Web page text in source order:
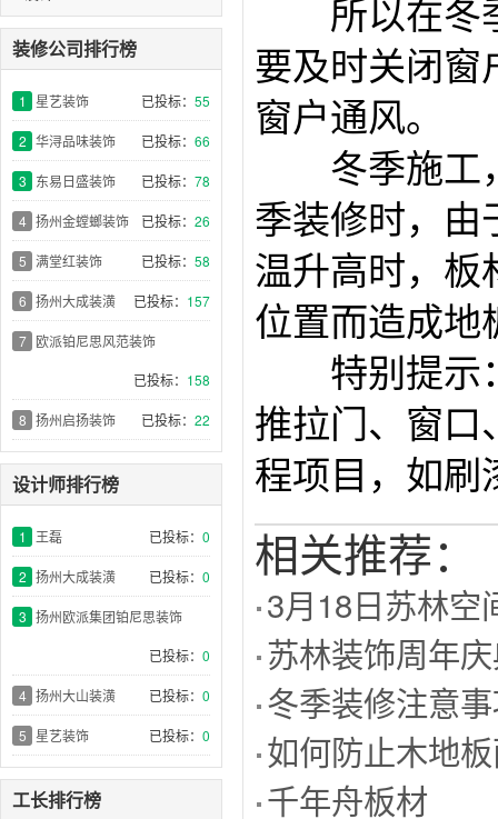
装修公司排行榜
1 星艺装饰 已投标： 55
2 华浔品味装饰 已投标： 66
3 东易日盛装饰 已投标： 78
4 扬州金螳螂装饰 已投标： 26
5 满堂红装饰 已投标： 58
6 扬州大成装潢 已投标： 157
7 欧派铂尼思风范装饰
已投标： 158
8 扬州启扬装饰 已投标： 22
设计师排行榜
1 王磊 已投标： 0
2 扬州大成装潢 已投标： 0
3 扬州欧派集团铂尼思装饰
已投标： 0
4 扬州大山装潢 已投标： 0
5 星艺装饰 已投标： 0
工长排行榜
所以在冬季
要及时关闭窗
窗户通风。
冬季施工，
季装修时，由
温升高时，板
位置而造成地
特别提示：
推拉门、窗口
程项目，如刷
相关推荐：
3月18日苏林空
苏林装饰周年
冬季装修注意
如何防止木地
千年舟板材